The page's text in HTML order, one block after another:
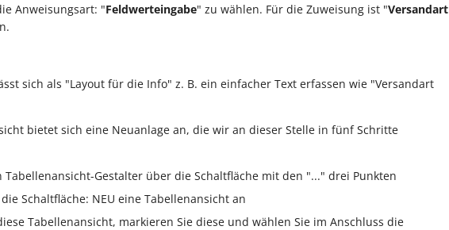
Anweisungsart: "Feldwerteingabe" zu wählen. Für die Zuweisung ist "Versandart
sich als "Layout für die Info" z. B. ein einfacher Text erfassen wie "Versandart
bietet sich eine Neuanlage an, die wir an dieser Stelle in fünf Schritte
Tabellenansicht-Gestalter über die Schaltfläche mit den "..." drei Punkten
Schaltfläche: NEU eine Tabellenansicht an
Tabellenansicht, markieren Sie diese und wählen Sie im Anschluss die